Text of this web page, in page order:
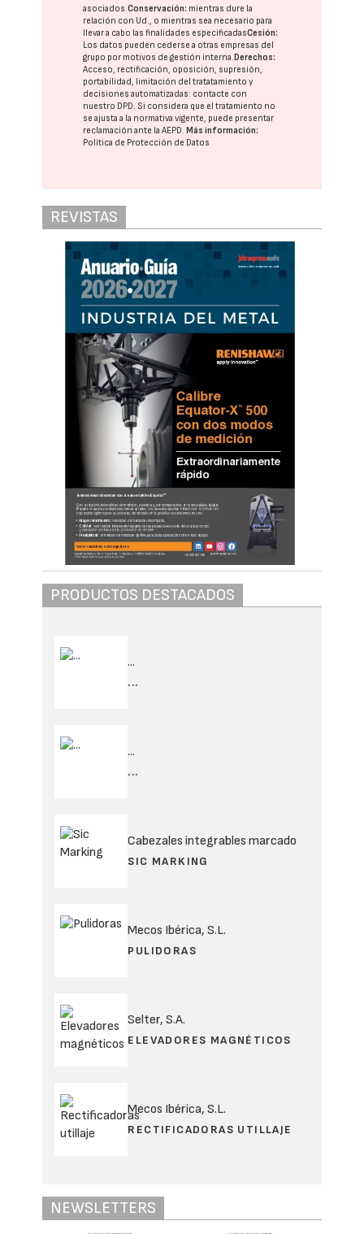
asociados.Conservación: mientras dure la
relación con Ud., o mientras sea necesario para
llevar a cabo las finalidades especificadasCesión:
Los datos pueden cederse a otras empresas del
grupo por motivos de gestión interna. Derechos:
Acceso, rectificación, oposición, supresión,
portabilidad, limitación del tratatamiento y
decisiones automatizadas: contacte con
nuestro DPD. Si considera que el tratamiento no
se ajusta a la normativa vigente, puede presentar
reclamación ante laAEPD. Más información:
Política de Protección de Datos
REVISTAS
PRODUCTOS DESTACADOS
...
...
...
...
Cabezales integrables marcado
SIC MARKING
Mecos Ibérica, S.L.
PULIDORAS
Selter, S.A.
ELEVADORES MAGNÉTICOS
Mecos Ibérica, S.L.
RECTIFICADORAS UTILLAJE
NEWSLETTERS